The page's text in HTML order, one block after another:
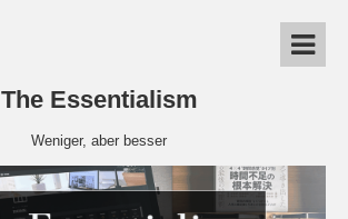
The Essentialism
Weniger, aber besser